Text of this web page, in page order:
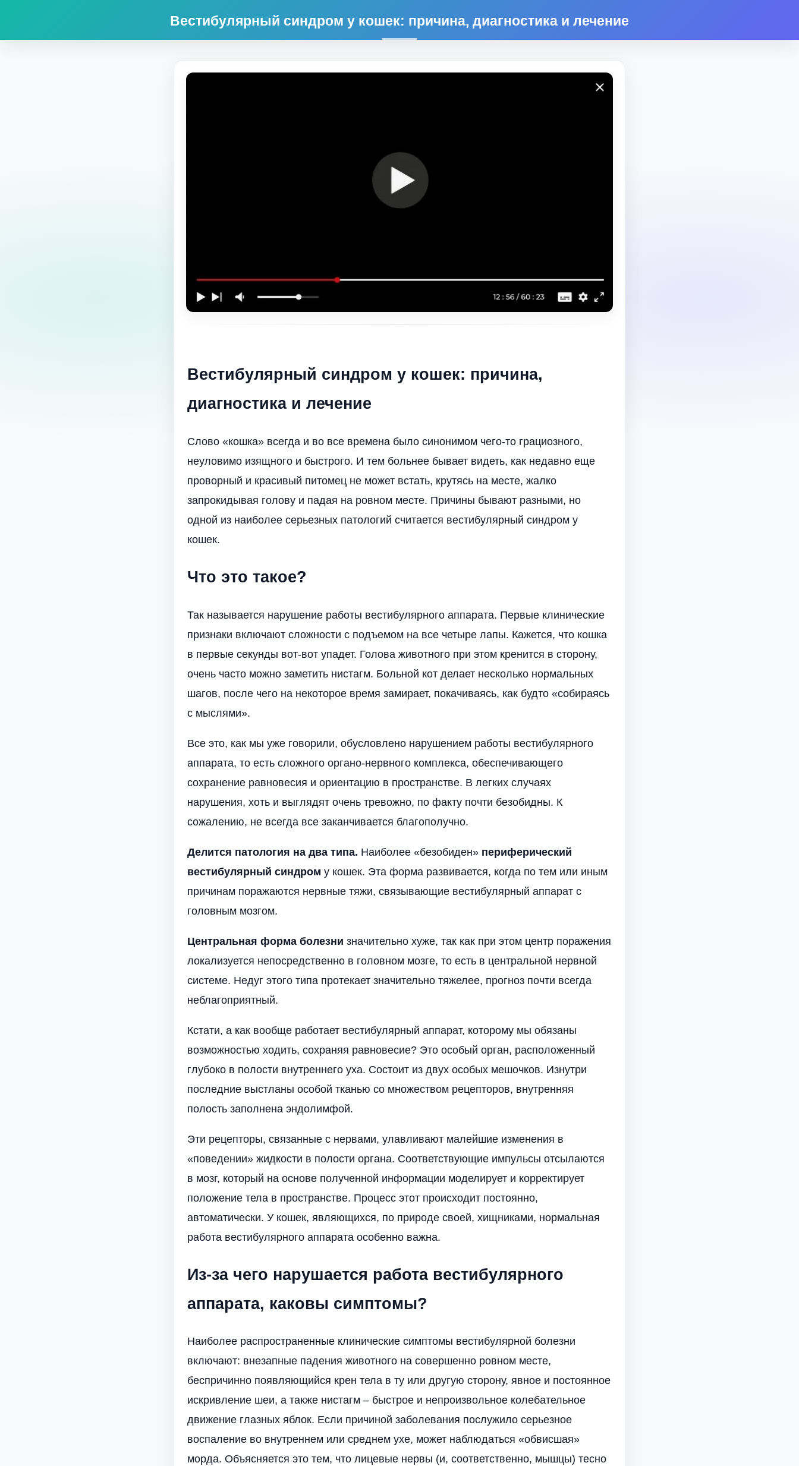
Вестибулярный синдром у кошек: причина, диагностика и лечение
Вестибулярный синдром у кошек: причина,
диагностика и лечение
Слово «кошка» всегда и во все времена было синонимом чего-то грациозного,
неуловимо изящного и быстрого. И тем больнее бывает видеть, как недавно еще
проворный и красивый питомец не может встать, крутясь на месте, жалко
запрокидывая голову и падая на ровном месте. Причины бывают разными, но
одной из наиболее серьезных патологий считается вестибулярный синдром у
кошек.
Что это такое?
Так называется нарушение работы вестибулярного аппарата. Первые клинические
признаки включают сложности с подъемом на все четыре лапы. Кажется, что кошка
в первые секунды вот-вот упадет. Голова животного при этом кренится в сторону,
очень часто можно заметить нистагм. Больной кот делает несколько нормальных
шагов, после чего на некоторое время замирает, покачиваясь, как будто «собираясь
с мыслями».
Все это, как мы уже говорили, обусловлено нарушением работы вестибулярного
аппарата, то есть сложного органо-нервного комплекса, обеспечивающего
сохранение равновесия и ориентацию в пространстве. В легких случаях
нарушения, хоть и выглядят очень тревожно, по факту почти безобидны. К
сожалению, не всегда все заканчивается благополучно.
Делится патология на два типа. Наиболее «безобиден» периферический
вестибулярный синдром у кошек. Эта форма развивается, когда по тем или иным
причинам поражаются нервные тяжи, связывающие вестибулярный аппарат с
головным мозгом.
Центральная форма болезни значительно хуже, так как при этом центр поражения
локализуется непосредственно в головном мозге, то есть в центральной нервной
системе. Недуг этого типа протекает значительно тяжелее, прогноз почти всегда
неблагоприятный.
Кстати, а как вообще работает вестибулярный аппарат, которому мы обязаны
возможностью ходить, сохраняя равновесие? Это особый орган, расположенный
глубоко в полости внутреннего уха. Состоит из двух особых мешочков. Изнутри
последние выстланы особой тканью со множеством рецепторов, внутренняя
полость заполнена эндолимфой.
Эти рецепторы, связанные с нервами, улавливают малейшие изменения в
«поведении» жидкости в полости органа. Соответствующие импульсы отсылаются
в мозг, который на основе полученной информации моделирует и корректирует
положение тела в пространстве. Процесс этот происходит постоянно,
автоматически. У кошек, являющихся, по природе своей, хищниками, нормальная
работа вестибулярного аппарата особенно важна.
Из-за чего нарушается работа вестибулярного
аппарата, каковы симптомы?
Наиболее распространенные клинические симптомы вестибулярной болезни
включают: внезапные падения животного на совершенно ровном месте,
беспричинно появляющийся крен тела в ту или другую сторону, явное и постоянное
искривление шеи, а также нистагм – быстрое и непроизвольное колебательное
движение глазных яблок. Если причиной заболевания послужило серьезное
воспаление во внутреннем или среднем ухе, может наблюдаться «обвисшая»
морда. Объясняется это тем, что лицевые нервы (и, соответственно, мышцы) тесно